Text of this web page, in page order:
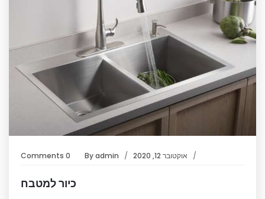
אוקטובר 12, 2020 Byadmin
0 Comments
כיור למטבח